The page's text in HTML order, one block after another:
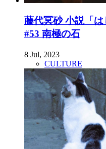
藤代冥砂 小説「
#53 南極の石
8 Jul, 2023
CULTURE